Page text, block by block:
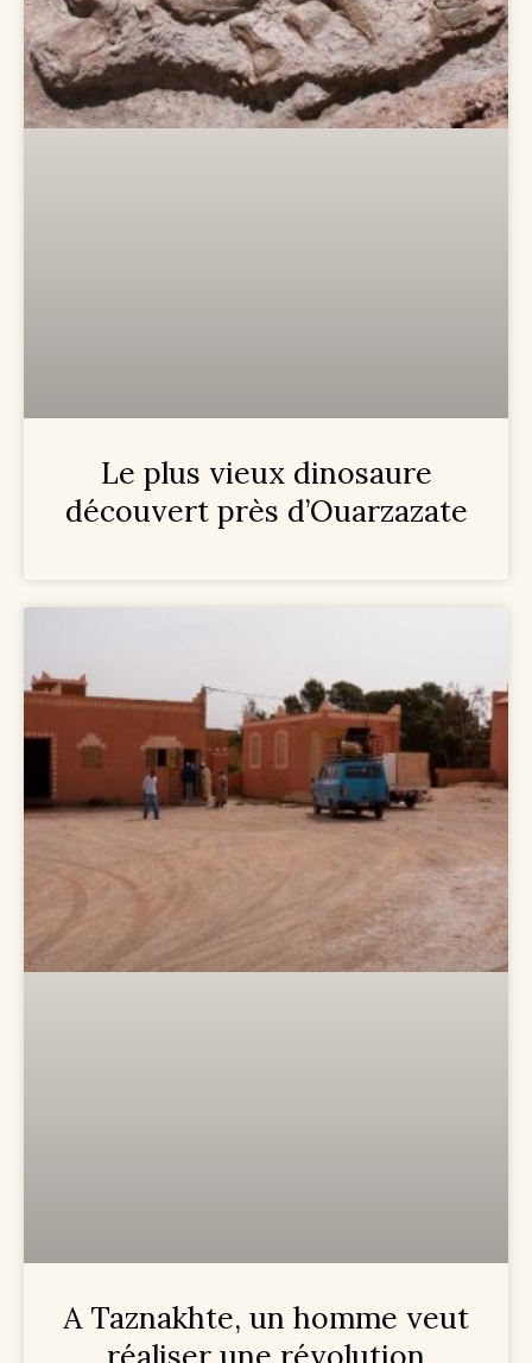
Le plus vieux dinosaure
découvert près d’Ouarzazate​
A Taznakhte, un homme veut